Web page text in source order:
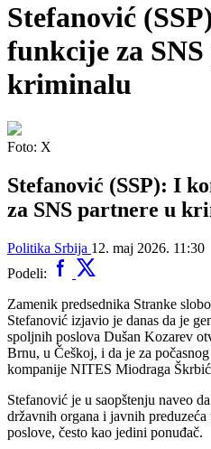
Stefanović
funkcije za
kriminalu
Foto: X
Stefanović (SSP): I
za SNS partnere u
Politika Srbija 12. maj 2026. 11:30
Podeli:
Zamenik predsednika Stranke
Stefanović izjavio je danas da je
spoljnih poslova Dušan Kozarev
Brnu, u Češkoj, i da je za
kompanije NITES Miodraga
Stefanović je u saopštenju naveo
državnih organa i javnih
poslove, često kao jedini ponuđač.